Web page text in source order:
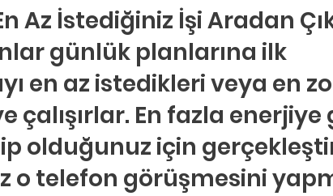
Az İstediğiniz İşi Aradan
günlük planlarına ilk
en az istedikleri veya en
çalışırlar. En fazla enerjiye
olduğunuz için
o telefon görüşmesini